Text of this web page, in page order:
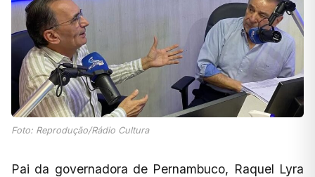
Foto: Reprodução/Rádio Cultura
Pai da governadora de Pernambuco, Raquel Lyra